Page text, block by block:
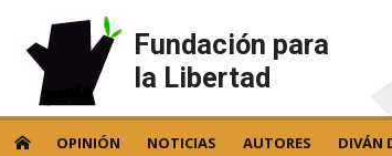
Fundación para
la Libertad
OPINIÓN NOTICIAS AUTORES DIVÁN